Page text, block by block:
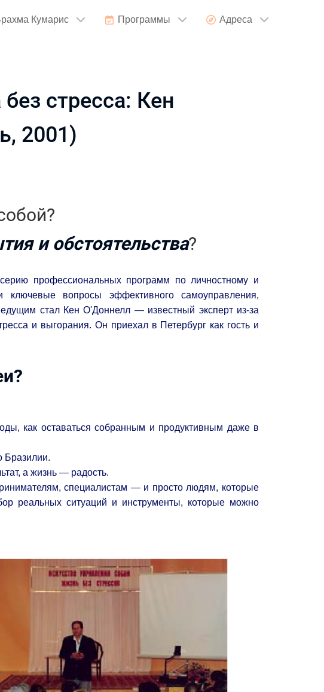
Кумарис Программы Адреса
стресса: Кен
2001)
и обстоятельства?
профессиональных программ по личностному и
ключевые вопросы эффективного самоуправления,
стал Кен О'Доннелл — известный эксперт из-за
и выгорания. Он приехал в Петербург как гость и
как оставаться собранным и продуктивным даже в
Бразилии.
а жизнь — радость.
специалистам — и просто людям, которые
реальных ситуаций и инструменты, которые можно